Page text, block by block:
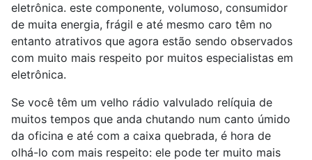
eletrônica. este componente, volumoso, consumidor
de muita energia, frágil e até mesmo caro têm no
entanto atrativos que agora estão sendo observados
com muito mais respeito por muitos especialistas em
eletrônica.
Se você têm um velho rádio valvulado relíquia de
muitos tempos que anda chutando num canto úmido
da oficina e até com a caixa quebrada, é hora de
olhá-lo com mais respeito: ele pode ter muito mais